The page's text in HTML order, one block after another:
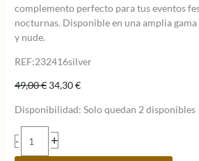
complemento perfecto para tus eventos
nocturnas. Disponible en una amplia
y nude.
REF:232416silver
49,00€ El
original
era:
49,00 €.
34,30€El
actual
Disponibilidad: Solo quedan 2 disponibles
-
bandolera
+